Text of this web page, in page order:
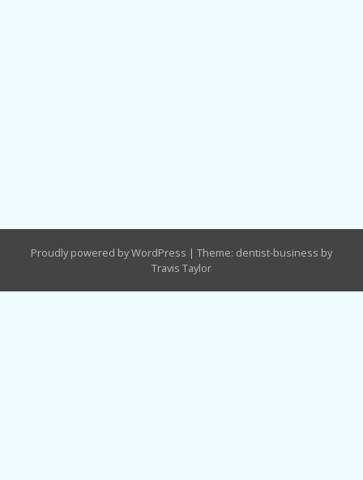
Proudly powered by WordPress | Theme: dentist-business by
Travis Taylor